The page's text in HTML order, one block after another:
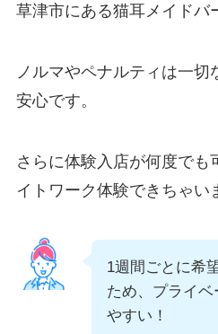
草津市にある猫耳メイドバ
ノルマやペナルティは一
安心です。
さらに体験入店が何度でも
イトワーク体験できちゃい
1週間ごとに希
ため、プライ
やすい！